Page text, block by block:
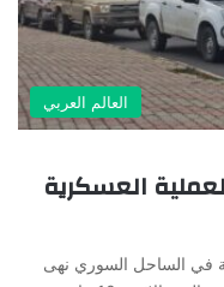
العالم العربي
العسكرية
في الساحل السوري نهى